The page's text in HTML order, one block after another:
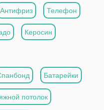
Антифриз Телефон
Керосин
Батарейки
потолок